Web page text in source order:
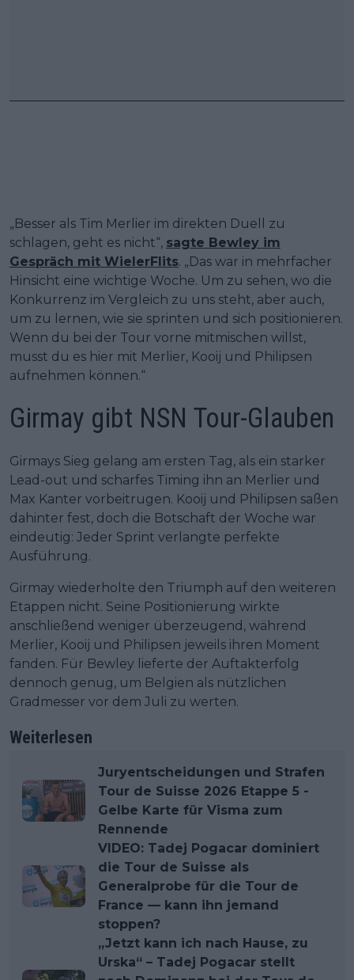
„Besser als Tim Merlier im direkten Duell zu
schlagen, geht es nicht“, sagte Bewley im
Gespräch mit WielerFlits. „Das war in mehrfacher
Hinsicht eine wichtige Woche. Um zu sehen, wo die
Konkurrenz im Vergleich zu uns steht, aber auch,
um zu lernen, wie sie sprinten und sich positionieren.
Wenn du bei der Tour vorne mitmischen willst,
musst du es hier mit Merlier, Kooij und Philipsen
aufnehmen können.“
Girmay gibt NSN Tour-Glauben
Girmays Sieg gelang am ersten Tag, als ein starker
Lead-out und scharfes Timing ihn an Merlier und
Max Kanter vorbeitrugen. Kooij und Philipsen saßen
dahinter fest, doch die Botschaft der Woche war
eindeutig: Jeder Sprint verlangte perfekte
Ausführung.
Girmay wiederholte den Triumph auf den weiteren
Etappen nicht. Seine Positionierung wirkte
anschließend weniger überzeugend, während
Merlier, Kooij und Philipsen jeweils ihren Moment
fanden. Für Bewley lieferte der Auftakterfolg
dennoch genug, um Belgien als nützlichen
Gradmesser vor dem Juli zu werten.
Weiterlesen
Juryentscheidungen und Strafen
Tour de Suisse 2026 Etappe 5 -
Gelbe Karte für Visma zum
Rennende
VIDEO: Tadej Pogacar dominiert
die Tour de Suisse als
Generalprobe für die Tour de
France — kann ihn jemand
stoppen?
„Jetzt kann ich nach Hause, zu
Urska“ – Tadej Pogacar stellt